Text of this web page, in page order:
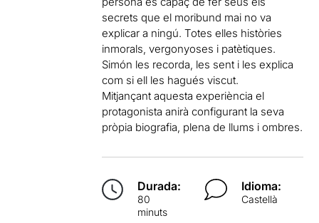
secrets que el moribund mai no va
explicar a ningú. Totes elles històries
inmorals, vergonyoses i patètiques.
Simón les recorda, les sent i les explica
com si ell les hagués viscut.
Mitjançant aquesta experiència el
protagonista anirà configurant la seva
pròpia biografia, plena de llums i ombres.
Durada:
80
minuts
Idioma:
Castellà